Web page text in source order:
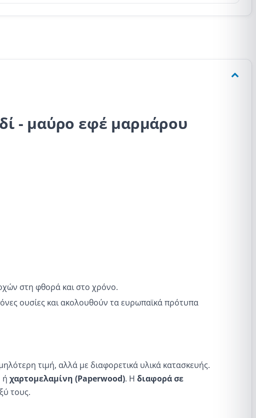
- μαύρο εφέ μαρμάρου
στη φθορά και στο χρόνο.
ουσίες και ακολουθούν τα ευρωπαϊκά πρότυπα
τιμή, αλλά με διαφορετικά υλικά κατασκευής.
ή χαρτομελαμίνη (Paperwood). Η διαφορά σε
τους.